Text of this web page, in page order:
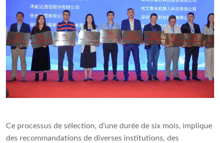
Ce processus de sélection, d'une durée de six mois, implique
des recommandations de diverses institutions, des